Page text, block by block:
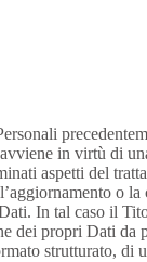
in virtù di
aspetti del
o la
In tal caso il
dei propri Dati da
strutturato, di